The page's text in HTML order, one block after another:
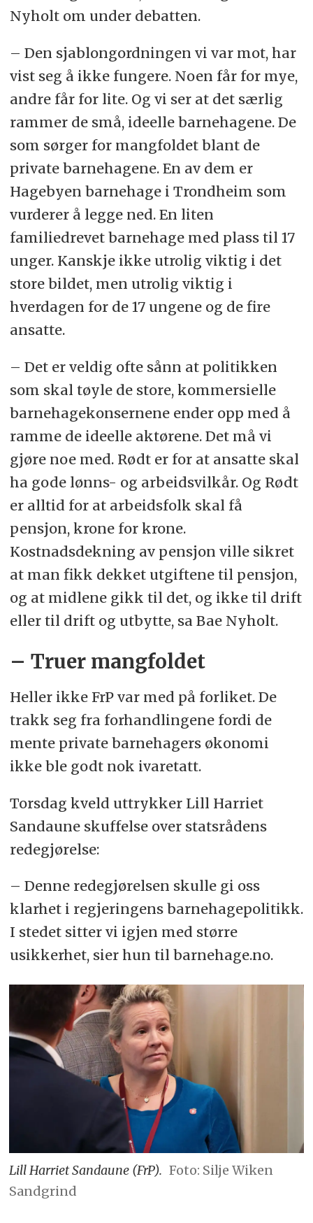
Nyholt om under debatten.
– Den sjablongordningen vi var mot, har
vist seg å ikke fungere. Noen får for mye,
andre får for lite. Og vi ser at det særlig
rammer de små, ideelle barnehagene. De
som sørger for mangfoldet blant de
private barnehagene. En av dem er
Hagebyen barnehage i Trondheim som
vurderer å legge ned. En liten
familiedrevet barnehage med plass til 17
unger. Kanskje ikke utrolig viktig i det
store bildet, men utrolig viktig i
hverdagen for de 17 ungene og de fire
ansatte.
– Det er veldig ofte sånn at politikken
som skal tøyle de store, kommersielle
barnehagekonsernene ender opp med å
ramme de ideelle aktørene. Det må vi
gjøre noe med. Rødt er for at ansatte skal
ha gode lønns- og arbeidsvilkår. Og Rødt
er alltid for at arbeidsfolk skal få
pensjon, krone for krone.
Kostnadsdekning av pensjon ville sikret
at man fikk dekket utgiftene til pensjon,
og at midlene gikk til det, og ikke til drift
eller til drift og utbytte, sa Bae Nyholt.
– Truer mangfoldet
Heller ikke FrP var med på forliket. De
trakk seg fra forhandlingene fordi de
mente private barnehagers økonomi
ikke ble godt nok ivaretatt.
Torsdag kveld uttrykker Lill Harriet
Sandaune skuffelse over statsrådens
redegjørelse:
– Denne redegjørelsen skulle gi oss
klarhet i regjeringens barnehagepolitikk.
I stedet sitter vi igjen med større
usikkerhet, sier hun til barnehage.no.
Lill Harriet Sandaune (FrP). Foto: Silje Wiken
Sandgrind